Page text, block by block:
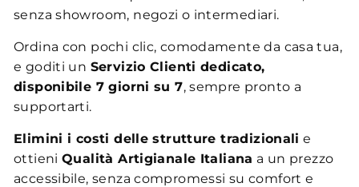
senza showroom, negozi o intermediari.
Ordina con pochi clic, comodamente da casa tua,
e goditi un Servizio Clienti dedicato,
disponibile 7 giorni su 7, sempre pronto a
supportarti.
Elimini i costi delle strutture tradizionali e
ottieniQualità Artigianale Italiana a un prezzo
accessibile, senza compromessi su comfort e